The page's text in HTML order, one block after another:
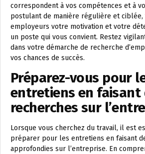
correspondent à vos compétences et à
postulant de manière régulière et ciblée,
employeurs votre motivation et votre
un poste qui vous convient. Restez
dans votre démarche de recherche
vos chances de succès.
Préparez-vous pour
entretiens en faisant
recherches sur
Lorsque vous cherchez du travail, il est
préparer pour les entretiens en faisant
approfondies sur l’entreprise. En